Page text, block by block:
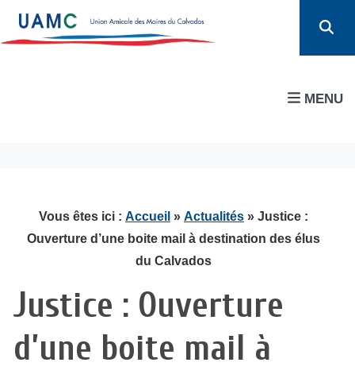
MENU
Vous êtes ici : Accueil » Actualités » Justice :
Ouverture d’une boite mail à destination des élus
du Calvados
Justice : Ouverture
d’une boite mail à